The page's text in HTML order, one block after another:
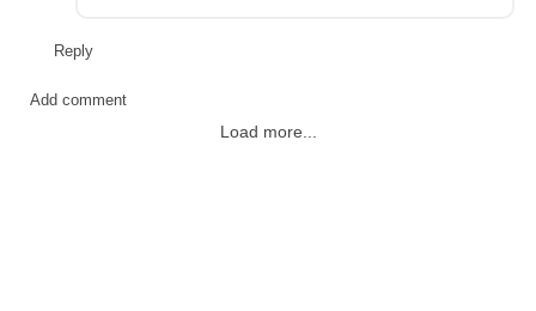
Reply
Add comment
Load more...